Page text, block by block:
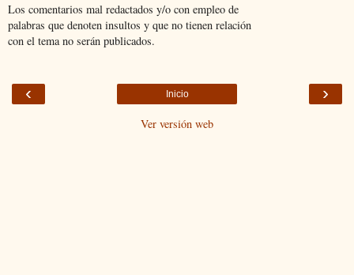
Los comentarios mal redactados y/o con empleo de
palabras que denoten insultos y que no tienen relación
con el tema no serán publicados.
‹ ›
Inicio
Ver versión web